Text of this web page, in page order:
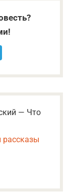
— Что
рассказы